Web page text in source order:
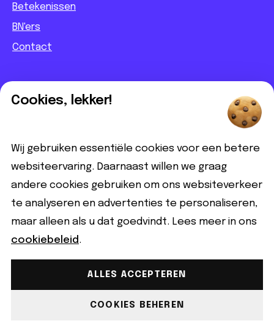
Betekenissen
BN'ers
Contact
Informatief
Partnerbijdrage
Disclaimer
Volg ons
Gemaakt met ♡ copyright © 2026 Qeer.nl | Alle rechten
Cookies, lekker!
Wij gebruiken essentiële cookies voor een betere
websiteervaring. Daarnaast willen we graag
andere cookies gebruiken om ons websiteverkeer
te analyseren en advertenties te personaliseren,
maar alleen als u dat goedvindt. Lees meer in ons
cookiebeleid .
ALLES ACCEPTEREN
COOKIES BEHEREN